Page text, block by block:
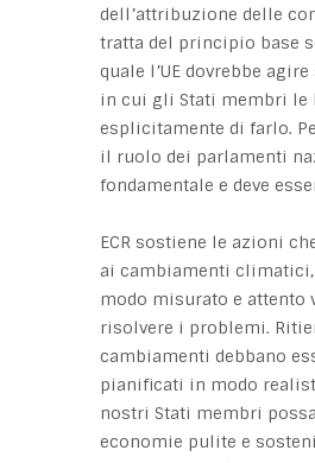
dell’attribuzione delle
tratta del principio base
quale l’UE dovrebbe
in cui gli Stati membri le
esplicitamente di farlo.
il ruolo dei parlamenti
fondamentale e deve
ECR sostiene le azioni
ai cambiamenti
modo misurato e attento
risolvere i problemi.
cambiamenti debbano
pianificati in modo
nostri Stati membri
economie pulite e